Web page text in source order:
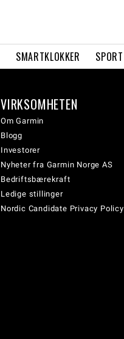
SMARTKLOKKER SPORT
VIRKSOMHETEN
Om Garmin
Blogg
Investorer
Nyheter fra Garmin Norge AS
Bedriftsbærekraft
Ledige stillinger
Nordic Candidate Privacy Policy